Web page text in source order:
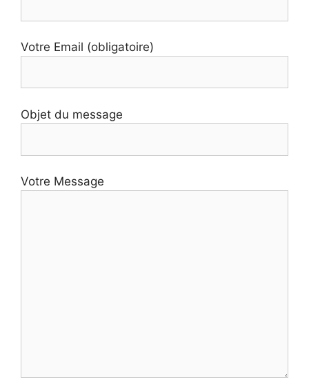
Votre Email (obligatoire)
Objet du message
Votre Message